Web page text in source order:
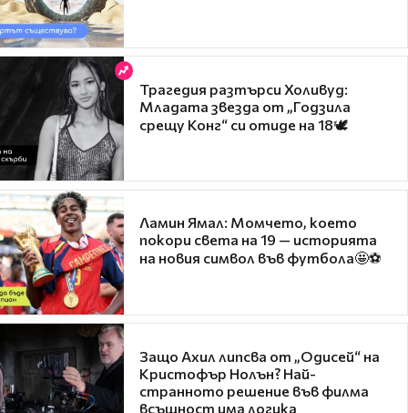
Трагедия разтърси Холивуд:
Младата звезда от „Годзила
срещу Конг“ си отиде на 18🕊️
Ламин Ямал: Момчето, което
покори света на 19 — историята
на новия символ във футбола🤩⚽
Защо Ахил липсва от „Одисей“ на
Кристофър Нолън? Най-
странното решение във филма
всъщност има логика